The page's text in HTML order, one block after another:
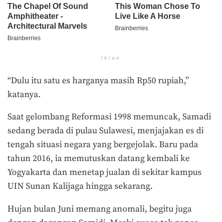
Iklan
“Dulu itu satu es harganya masih Rp50 rupiah,”
katanya.
Saat gelombang Reformasi 1998 memuncak, Samadi
sedang berada di pulau Sulawesi, menjajakan es di
tengah situasi negara yang bergejolak. Baru pada
tahun 2016, ia memutuskan datang kembali ke
Yogyakarta dan menetap jualan di sekitar kampus
UIN Sunan Kalijaga hingga sekarang.
Hujan bulan Juni memang anomali, begitu juga